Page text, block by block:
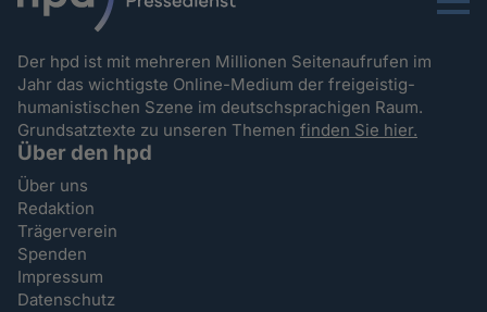
Menu
Der hpd ist mit mehreren Millionen Seitenaufrufen im
Jahr das wichtigste Online-Medium der freigeistig-
humanistischen Szene im deutschsprachigen Raum.
Grundsatztexte zu unseren Themenfinden Sie hier.
Über den hpd
Über uns
Redaktion
Trägerverein
Spenden
Impressum
Datenschutz